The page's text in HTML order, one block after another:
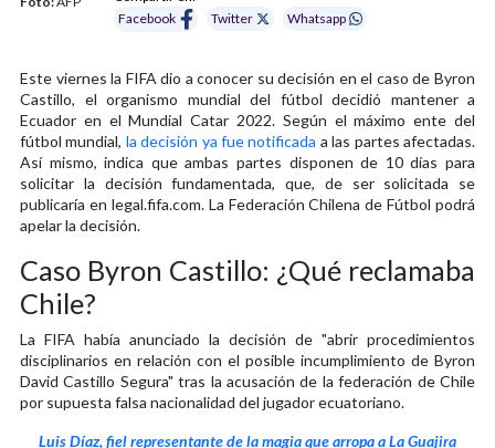
Facebook
Twitter Whatsapp
Este viernes la FIFA dio a conocer su decisión en el caso de Byron
Castillo, el organismo mundial del fútbol decidió mantener a
Ecuador en el Mundial Catar 2022. Según el máximo ente del
fútbol mundial, la decisión ya fue notificada a las partes afectadas.
Así mismo, indica que ambas partes disponen de 10 días para
solicitar la decisión fundamentada, que, de ser solicitada se
publicaría en legal.fifa.com. La Federación Chilena de Fútbol podrá
apelar la decisión.
Caso Byron Castillo: ¿Qué reclamaba
Chile?
La FIFA había anunciado la decisión de "abrir procedimientos
disciplinarios en relación con el posible incumplimiento de Byron
David Castillo Segura" tras la acusación de la federación de Chile
por supuesta falsa nacionalidad del jugador ecuatoriano.
Luis Díaz, fiel representante de la magia que arropa a La Guajira